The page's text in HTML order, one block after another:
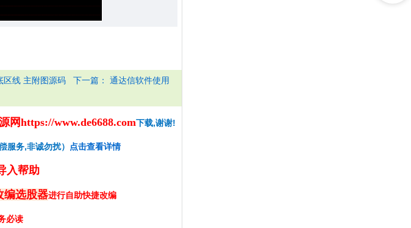
区线 主附图源码 下一篇： 通达信软件使用
网https://www.de6688.com下载,谢谢!
服务,非诚勿扰） 点击查看详情
入帮助
编选股器进行自助快捷改编
必读